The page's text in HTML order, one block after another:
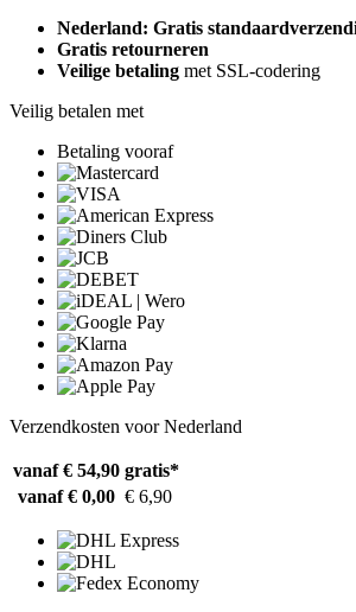
Nederland: Gratis
Gratis retourneren
Veilige betaling met SSL-codering
Veilig betalen met
Betaling vooraf
Verzendkosten voor Nederland
vanaf € 54,90 gratis*
vanaf € 0,00 € 6,90